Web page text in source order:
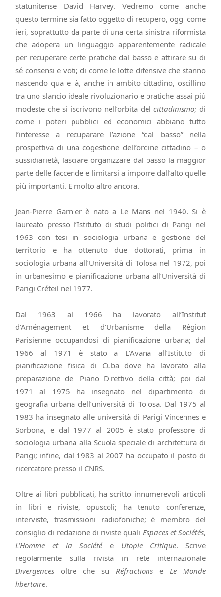
statunitense David Harvey. Vedremo come anche
questo termine sia fatto oggetto di recupero, oggi come
ieri, soprattutto da parte di una certa sinistra riformista
che adopera un linguaggio apparentemente radicale
per recuperare certe pratiche dal basso e attirare su di
sé consensi e voti; di come le lotte difensive che stanno
nascendo qua e là, anche in ambito cittadino, oscillino
tra uno slancio ideale rivoluzionario e pratiche assai più
modeste che si iscrivono nell’orbita delcittadinismo; di
come i poteri pubblici ed economici abbiano tutto
l’interesse a recuparare l’azione “dal basso” nella
prospettiva di una cogestione dell’ordine cittadino – o
sussidiarietà, lasciare organizzare dal basso la maggior
parte delle faccende e limitarsi a imporre dall’alto quelle
più importanti. E molto altro ancora.
Jean-Pierre Garnierè nato a Le Mans nel 1940. Si è
laureato presso l’Istituto di studi politici di Parigi nel
1963 con tesi in sociologia urbana e gestione del
territorio e ha ottenuto due dottorati, prima in
sociologia urbana all’Università di Tolosa nel 1972, poi
in urbanesimo e pianificazione urbana all’Università di
Parigi Créteil nel 1977.
Dal 1963 al 1966 ha lavorato all’Institut
d’Aménagement et d’Urbanisme della Région
Parisienne occupandosi di pianificazione urbana; dal
1966 al 1971 è stato a L’Avana all’Istituto di
pianificazione fisica di Cuba dove ha lavorato alla
preparazione del Piano Direttivo della città; poi dal
1971 al 1975 ha insegnato nel dipartimento di
geografia urbana dell’università di Tolosa. Dal 1975 al
1983 ha insegnato alle università di Parigi Vincennes e
Sorbona, e dal 1977 al 2005 è stato professore di
sociologia urbana alla Scuola speciale di architettura di
Parigi; infine, dal 1983 al 2007 ha occupato il posto di
ricercatore presso il CNRS.
Oltre ai libri pubblicati, ha scritto innumerevoli articoli
in libri e riviste, opuscoli; ha tenuto conferenze,
interviste, trasmissioni radiofoniche; è membro del
consiglio di redazione di riviste quali Espaces et Sociétés,
L’Homme et la Société e Utopie Critique. Scrive
regolarmente sulla rivista in rete internazionale
Divergences oltre che su Réfractionse Le Monde
libertaire.